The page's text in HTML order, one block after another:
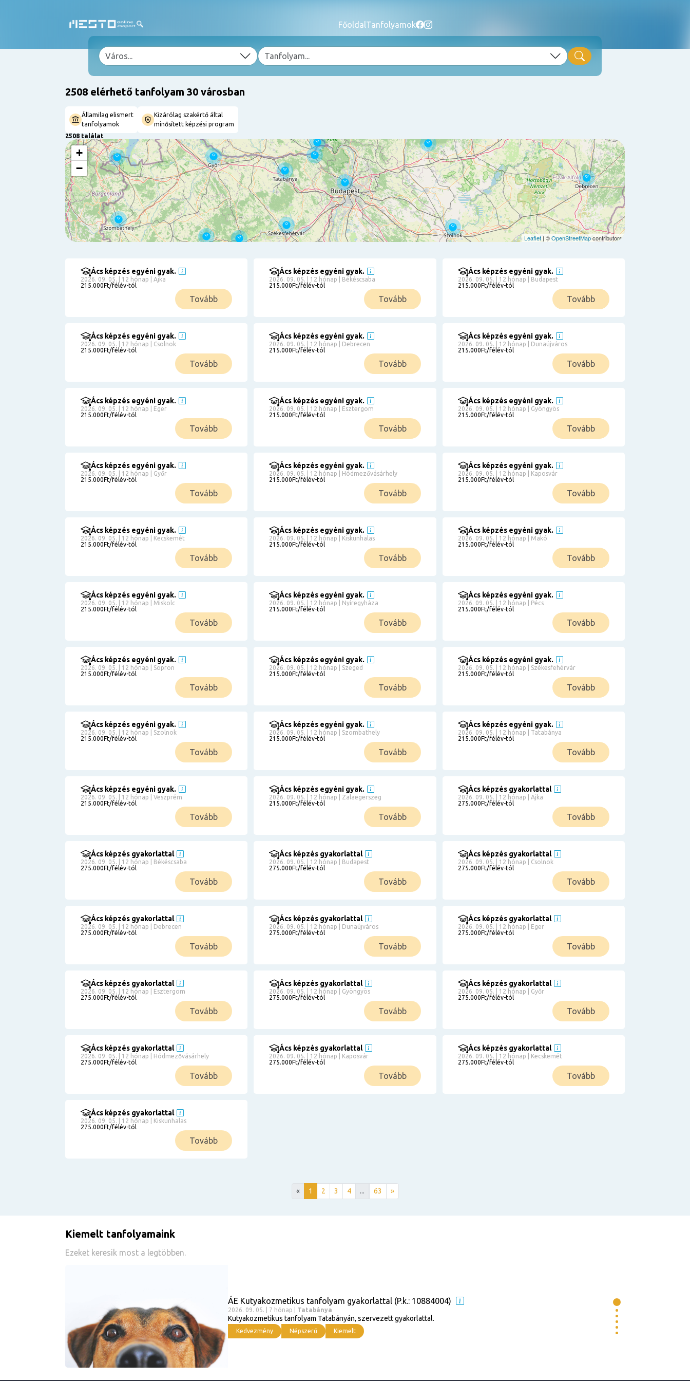
Főoldal Tanfolyamok
2508 elérhető tanfolyam 30 városban
Államilag elismert
tanfolyamok
Kizárólag szakértő által
minősített képzési program
2508 találat
+
−
Leaflet | ©OpenStreetMapcontributors
Szűrés
Érettségi
Részletfizetéssel
Ács képzés egyéni gyak.
2026. 09. 05. | 12 hónap | Ajka
215.000Ft/félév-tól
Tovább
Ács képzés egyéni gyak.
2026. 09. 05. | 12 hónap | Békéscsaba
215.000Ft/félév-tól
Tovább
Ács képzés egyéni gyak.
2026. 09. 05. | 12 hónap | Budapest
215.000Ft/félév-tól
Tovább
Ács képzés egyéni gyak.
2026. 09. 05. | 12 hónap | Csolnok
215.000Ft/félév-tól
Tovább
Ács képzés egyéni gyak.
2026. 09. 05. | 12 hónap | Debrecen
215.000Ft/félév-tól
Tovább
Ács képzés egyéni gyak.
2026. 09. 05. | 12 hónap | Dunaújváros
215.000Ft/félév-tól
Tovább
Ács képzés egyéni gyak.
2026. 09. 05. | 12 hónap | Eger
215.000Ft/félév-tól
Tovább
Ács képzés egyéni gyak.
2026. 09. 05. | 12 hónap | Esztergom
215.000Ft/félév-tól
Tovább
Ács képzés egyéni gyak.
2026. 09. 05. | 12 hónap | Gyöngyös
215.000Ft/félév-tól
Tovább
Ács képzés egyéni gyak.
2026. 09. 05. | 12 hónap | Győr
215.000Ft/félév-tól
Tovább
Ács képzés egyéni gyak.
2026. 09. 05. | 12 hónap | Hódmezővásárhely
215.000Ft/félév-tól
Tovább
Ács képzés egyéni gyak.
2026. 09. 05. | 12 hónap | Kaposvár
215.000Ft/félév-tól
Tovább
Ács képzés egyéni gyak.
2026. 09. 05. | 12 hónap | Kecskemét
215.000Ft/félév-tól
Tovább
Ács képzés egyéni gyak.
2026. 09. 05. | 12 hónap | Kiskunhalas
215.000Ft/félév-tól
Tovább
Ács képzés egyéni gyak.
2026. 09. 05. | 12 hónap | Makó
215.000Ft/félév-tól
Tovább
Ács képzés egyéni gyak.
2026. 09. 05. | 12 hónap | Miskolc
215.000Ft/félév-tól
Tovább
Ács képzés egyéni gyak.
2026. 09. 05. | 12 hónap | Nyíregyháza
215.000Ft/félév-tól
Tovább
Ács képzés egyéni gyak.
2026. 09. 05. | 12 hónap | Pécs
215.000Ft/félév-tól
Tovább
Ács képzés egyéni gyak.
2026. 09. 05. | 12 hónap | Sopron
215.000Ft/félév-tól
Tovább
Ács képzés egyéni gyak.
2026. 09. 05. | 12 hónap | Szeged
215.000Ft/félév-tól
Tovább
Ács képzés egyéni gyak.
2026. 09. 05. | 12 hónap | Székesfehérvár
215.000Ft/félév-tól
Tovább
Ács képzés egyéni gyak.
2026. 09. 05. | 12 hónap | Szolnok
215.000Ft/félév-tól
Tovább
Ács képzés egyéni gyak.
2026. 09. 05. | 12 hónap | Szombathely
215.000Ft/félév-tól
Tovább
Ács képzés egyéni gyak.
2026. 09. 05. | 12 hónap | Tatabánya
215.000Ft/félév-tól
Tovább
Ács képzés egyéni gyak.
2026. 09. 05. | 12 hónap | Veszprém
215.000Ft/félév-tól
Tovább
Ács képzés egyéni gyak.
2026. 09. 05. | 12 hónap | Zalaegerszeg
215.000Ft/félév-tól
Tovább
Ács képzés gyakorlattal
2026. 09. 05. | 12 hónap | Ajka
275.000Ft/félév-tól
Tovább
Ács képzés gyakorlattal
2026. 09. 05. | 12 hónap | Békéscsaba
275.000Ft/félév-tól
Tovább
Ács képzés gyakorlattal
2026. 09. 05. | 12 hónap | Budapest
275.000Ft/félév-tól
Tovább
Ács képzés gyakorlattal
2026. 09. 05. | 12 hónap | Csolnok
275.000Ft/félév-tól
Tovább
Ács képzés gyakorlattal
2026. 09. 05. | 12 hónap | Debrecen
275.000Ft/félév-tól
Tovább
Ács képzés gyakorlattal
2026. 09. 05. | 12 hónap | Dunaújváros
275.000Ft/félév-tól
Tovább
Ács képzés gyakorlattal
2026. 09. 05. | 12 hónap | Eger
275.000Ft/félév-tól
Tovább
Ács képzés gyakorlattal
2026. 09. 05. | 12 hónap | Esztergom
275.000Ft/félév-tól
Tovább
Ács képzés gyakorlattal
2026. 09. 05. | 12 hónap | Gyöngyös
275.000Ft/félév-tól
Tovább
Ács képzés gyakorlattal
2026. 09. 05. | 12 hónap | Győr
275.000Ft/félév-tól
Tovább
Ács képzés gyakorlattal
2026. 09. 05. | 12 hónap | Hódmezővásárhely
275.000Ft/félév-tól
Tovább
Ács képzés gyakorlattal
2026. 09. 05. | 12 hónap | Kaposvár
275.000Ft/félév-tól
Tovább
Ács képzés gyakorlattal
2026. 09. 05. | 12 hónap | Kecskemét
275.000Ft/félév-tól
Tovább
Ács képzés gyakorlattal
2026. 09. 05. | 12 hónap | Kiskunhalas
275.000Ft/félév-tól
Tovább
« 1 2 3 4 ... 63 »
Kiemelt tanfolyamaink
Ezeket keresik most a legtöbben.
ÁE Kutyakozmetikus tanfolyam gyakorlattal (P.k.: 10884004)
2026. 09. 05. | 7 hónap | Tatabánya
Kutyakozmetikus tanfolyam Tatabányán, szervezett gyakorlattal.
Kedvezmény Népszerű Kiemelt